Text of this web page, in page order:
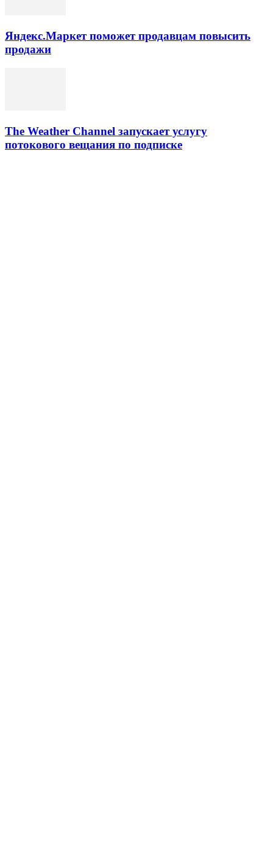
Яндекс.Маркет поможет продавцам повысить
продажи
The Weather Channel запускает услугу
потокового вещания по подписке